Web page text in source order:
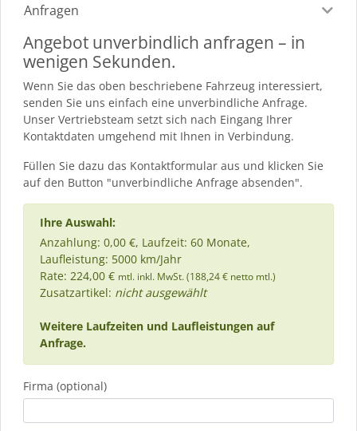
Anfragen
Angebot unverbindlich anfragen – in
wenigen Sekunden.
Wenn Sie das oben beschriebene Fahrzeug interessiert,
senden Sie uns einfach eine unverbindliche Anfrage.
Unser Vertriebsteam setzt sich nach Eingang Ihrer
Kontaktdaten umgehend mit Ihnen in Verbindung.
Füllen Sie dazu das Kontaktformular aus und klicken Sie
auf den Button "unverbindliche Anfrage absenden".
Ihre Auswahl:
Anzahlung: 0,00 €, Laufzeit: 60 Monate,
Laufleistung: 5000 km/Jahr
Rate: 224,00 € mtl. inkl. MwSt. (188,24 € netto mtl.)
Zusatzartikel: nicht ausgewählt
Weitere Laufzeiten und Laufleistungen auf
Anfrage.
Firma (optional)